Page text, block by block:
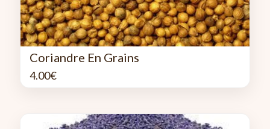
Coriandre En Grains
4.00€